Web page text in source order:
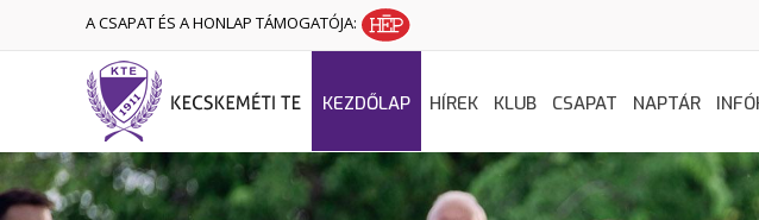
A CSAPAT ÉS A HONLAP TÁMOGATÓJA:
KEZDŐLAP HÍREK KLUB CSAPAT NAPTÁR